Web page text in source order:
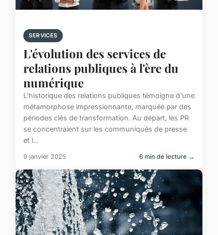
SERVICES
L'évolution des services de
relations publiques à l'ère du
numérique
L'historique des relations publiques témoigne d'une
métamorphose impressionnante, marquée par des
périodes clés de transformation. Au départ, les PR
se concentraient sur les communiqués de presse
et l...
9 janvier 2025 6 min de lecture →